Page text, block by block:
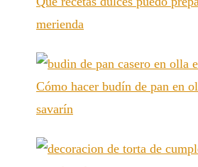
merienda
Cómo hacer budín de pan en
savarín